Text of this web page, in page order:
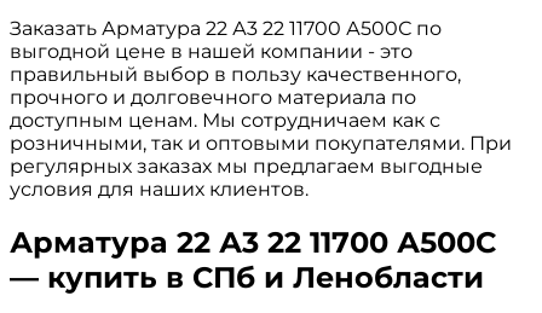
Заказать Арматура 22 А3 22 11700 А500С по
выгодной цене в нашей компании - это
правильный выбор в пользу качественного,
прочного и долговечного материала по
доступным ценам. Мы сотрудничаем как с
розничными, так и оптовыми покупателями. При
регулярных заказах мы предлагаем выгодные
условия для наших клиентов.
Арматура 22 А3 22 11700 А500С
— купить в СПб и Ленобласти